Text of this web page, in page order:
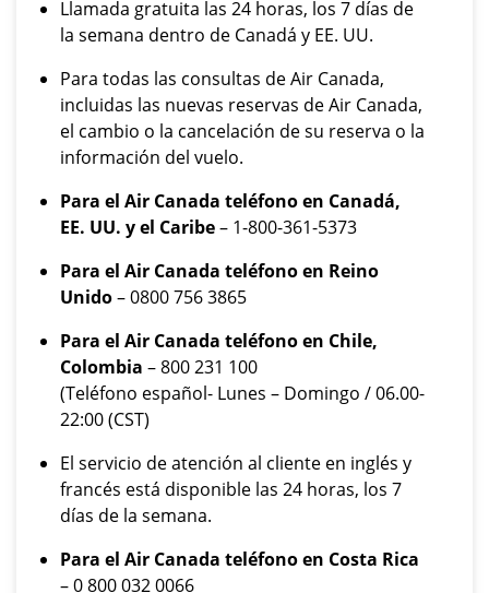
Llamada gratuita las 24 horas, los 7 días de
la semana dentro de Canadá y EE. UU.
Para todas las consultas de Air Canada,
incluidas las nuevas reservas de Air Canada,
el cambio o la cancelación de su reserva o la
información del vuelo.
Para el Air Canada teléfono en Canadá,
EE. UU. y el Caribe– 1-800-361-5373
Para el Air Canada teléfono en Reino
Unido– 0800 756 3865
Para el Air Canada teléfono en Chile,
Colombia – 800 231 100
(Teléfono español- Lunes – Domingo / 06.00-
22:00 (CST)
El servicio de atención al cliente en inglés y
francés está disponible las 24 horas, los 7
días de la semana.
Para el Air Canada teléfono en Costa Rica
– 0 800 032 0066